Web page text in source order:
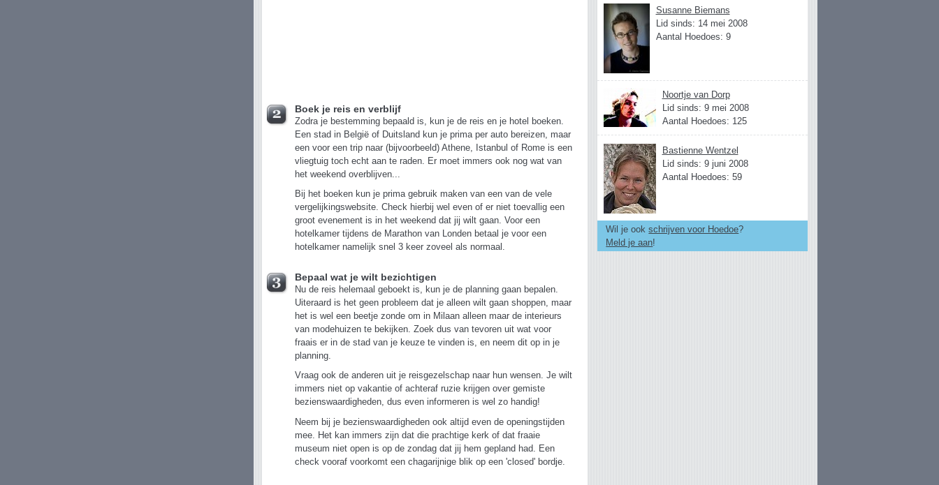
Boek je reis en verblijf
Zodra je bestemming bepaald is, kun je de reis en je hotel boeken.
Een stad in België of Duitsland kun je prima per auto bereizen, maar
een voor een trip naar (bijvoorbeeld) Athene, Istanbul of Rome is een
vliegtuig toch echt aan te raden. Er moet immers ook nog wat van
het weekend overblijven...
Bij het boeken kun je prima gebruik maken van een van de vele
vergelijkingswebsite. Check hierbij wel even of er niet toevallig een
groot evenement is in het weekend dat jij wilt gaan. Voor een
hotelkamer tijdens de Marathon van Londen betaal je voor een
hotelkamer namelijk snel 3 keer zoveel als normaal.
Bepaal wat je wilt bezichtigen
Nu de reis helemaal geboekt is, kun je de planning gaan bepalen.
Uiteraard is het geen probleem dat je alleen wilt gaan shoppen, maar
het is wel een beetje zonde om in Milaan alleen maar de interieurs
van modehuizen te bekijken. Zoek dus van tevoren uit wat voor
fraais er in de stad van je keuze te vinden is, en neem dit op in je
planning.
Vraag ook de anderen uit je reisgezelschap naar hun wensen. Je wilt
immers niet op vakantie of achteraf ruzie krijgen over gemiste
bezienswaardigheden, dus even informeren is wel zo handig!
Neem bij je bezienswaardigheden ook altijd even de openingstijden
mee. Het kan immers zijn dat die prachtige kerk of dat fraaie
museum niet open is op de zondag dat jij hem gepland had. Een
check vooraf voorkomt een chagarijnige blik op een 'closed' bordje.
Susanne Biemans
Lid sinds: 14 mei 2008
Aantal Hoedoes: 9
Noortje van Dorp
Lid sinds: 9 mei 2008
Aantal Hoedoes: 125
Bastienne Wentzel
Lid sinds: 9 juni 2008
Aantal Hoedoes: 59
Wil je ookschrijven voor Hoedoe?
Meld je aan!